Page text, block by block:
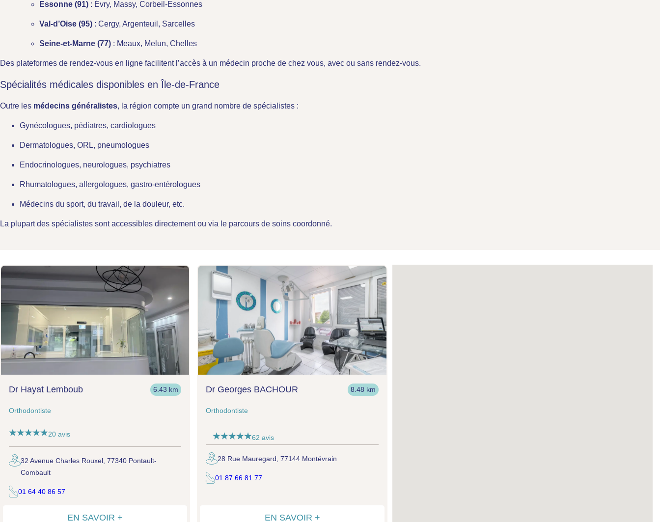
Essonne (91) : Évry, Massy, Corbeil-Essonnes
Val-d’Oise (95) : Cergy, Argenteuil, Sarcelles
Seine-et-Marne (77) : Meaux, Melun, Chelles
Des plateformes de rendez-vous en ligne facilitent l’accès à un médecin proche de chez vous, avec ou sans rendez-vous.
Spécialités médicales disponibles en Île-de-France
Outre les médecins généralistes, la région compte un grand nombre de spécialistes :
Gynécologues, pédiatres, cardiologues
Dermatologues, ORL, pneumologues
Endocrinologues, neurologues, psychiatres
Rhumatologues, allergologues, gastro-entérologues
Médecins du sport, du travail, de la douleur, etc.
La plupart des spécialistes sont accessibles directement ou via le parcours de soins coordonné.
Dr Hayat Lemboub 6.43 km
Orthodontiste
20 avis
32 Avenue Charles Rouxel, 77340 Pontault-
Combault
01 64 40 86 57
EN SAVOIR +
Dr Georges BACHOUR 8.48 km
Orthodontiste
62 avis
28 Rue Mauregard, 77144 Montévrain
01 87 66 81 77
EN SAVOIR +